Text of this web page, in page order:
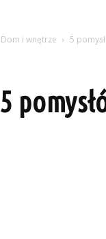
Dom i wnętrze 5
5